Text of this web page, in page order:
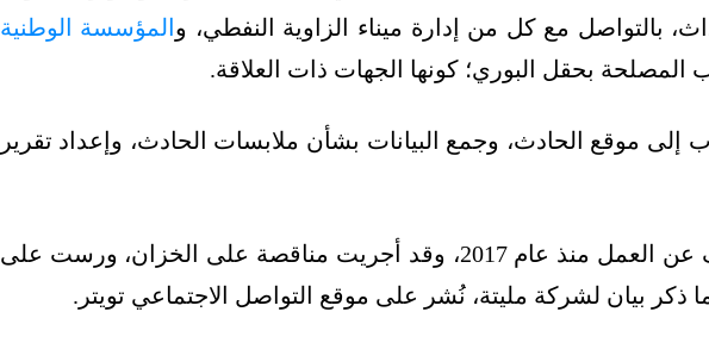
بالتواصل مع كل من إدارة ميناء الزاوية النفطي، و المؤسسة الوطنية
المصلحة بحقل البوري؛ كونها الجهات ذات العلاقة.
إلى موقع الحادث، وجمع البيانات بشأن ملابسات الحادث، وإعداد تقرير
يُذكر أن خزان سلوق متوقف عن العمل منذ عام 2017، وقد أجريت مناقصة على الخزان، ورست على
بيان لشركة مليتة، نُشر على موقع التواصل الاجتماعي تويتر.